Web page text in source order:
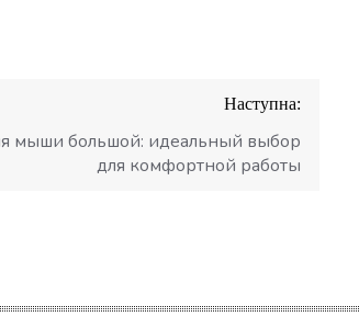
Наступна:
мыши большой: идеальный выбор
для комфортной работы